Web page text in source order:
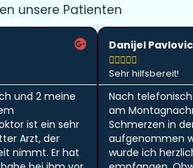
unsere Patienten
und 2 meine
ist ein sehr
Arzt, der
nimmt. Er hat
Danijel Pavlovic

Sehr hilfsbereit!
Nach
am
Schmerzen in
aufgenommen
wurde ich